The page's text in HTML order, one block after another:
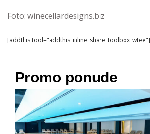
Foto: winecellardesigns.biz
[addthis tool="addthis_inline_share_toolbox_wtee"]
Promo ponude